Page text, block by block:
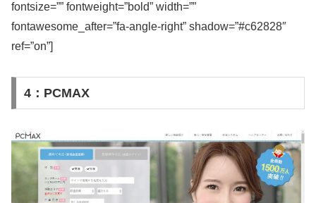
fontsize=”” fontweight=”bold” width=””
fontawesome_after=”fa-angle-right” shadow=”#c62828″
ref=”on”]
4：PCMAX